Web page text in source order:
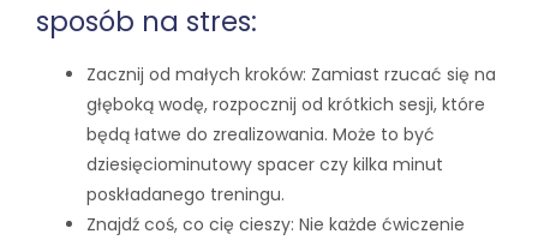
sposób na stres:
Zacznij od małych kroków: Zamiast rzucać się na
głęboką wodę, rozpocznij od krótkich sesji, które
będą łatwe do zrealizowania. Może to być
dziesięciominutowy spacer czy kilka minut
poskładanego treningu.
Znajdź coś, co cię cieszy: Nie każde ćwiczenie